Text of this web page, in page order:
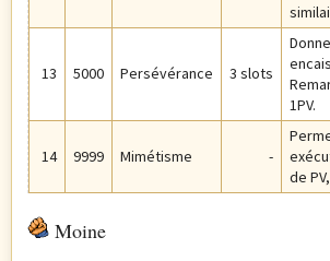
13 5000 Persévérance 3 slots
1PV.
14 9999 Mimétisme -
de
Moine